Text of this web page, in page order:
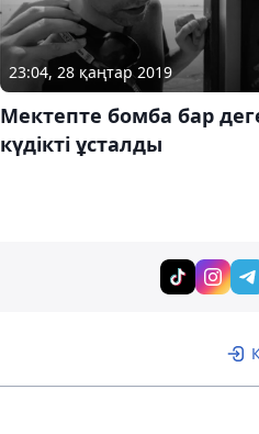
23:04, 28 қаңтар 2019
Мектепте бомба бар
күдікті ұсталды